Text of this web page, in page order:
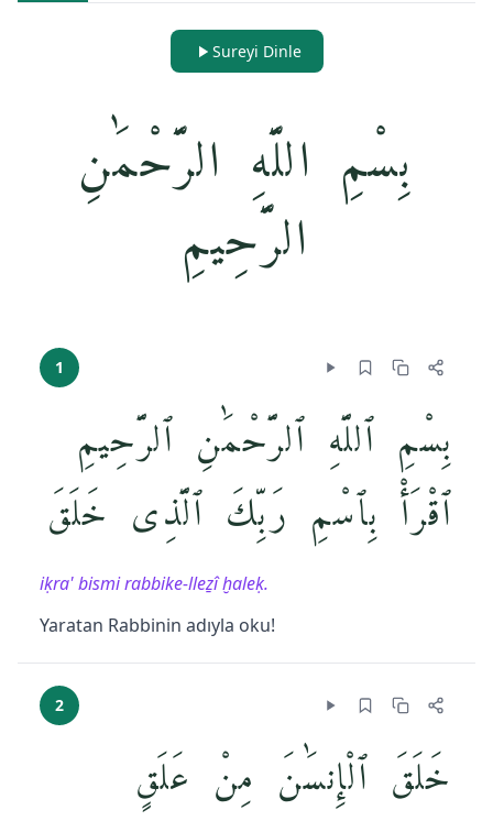
Sureyi Dinle
بِسْمِ اللَّهِ الرَّحْمَٰنِ
الرَّحِيمِ
1
بِسْمِ ٱللَّهِ ٱلرَّحْمَٰنِ ٱلرَّحِيمِ
ٱقْرَأْ بِٱسْمِ رَبِّكَ ٱلَّذِى خَلَقَ
iḳra' bismi rabbike-lleẕî ḫaleḳ.
Yaratan Rabbinin adıyla oku!
2
خَلَقَ ٱلْإِنسَٰنَ مِنْ عَلَقٍ